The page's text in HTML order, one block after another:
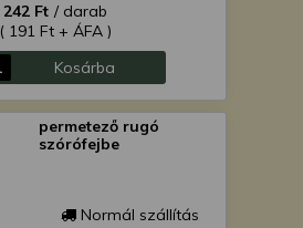
242 Ft / darab
( 191 Ft + ÁFA )
Kosárba
permetező rugó
szórófejbe
Normál szállítás